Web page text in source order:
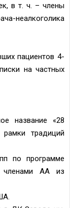
в т. ч. – члены
неалкоголика
пациентов 4-
на частных
название «28
традиций
по программе
членами АА из